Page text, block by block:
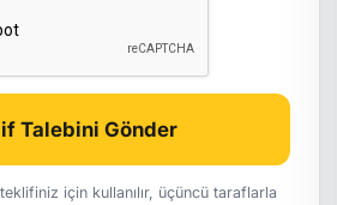
Talebini Gönder
için kullanılır, üçüncü taraflarla